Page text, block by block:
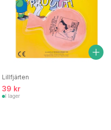
Lillfjärten
39 kr
I lager